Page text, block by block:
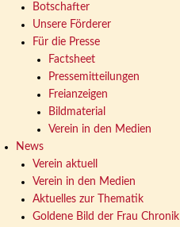
Botschafter
Unsere Förderer
Für die Presse
Factsheet
Pressemitteilungen
Freianzeigen
Bildmaterial
Verein in den Medien
News
Verein aktuell
Verein in den Medien
Aktuelles zur Thematik
Goldene Bild der Frau Chronik